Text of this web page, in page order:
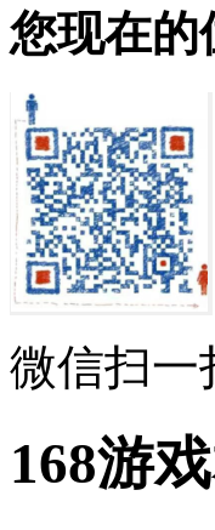
您现在的
微信扫一
168游